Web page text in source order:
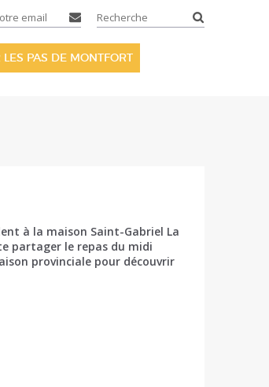
LES PAS DE MONTFORT
à la maison Saint-Gabriel La
partager le repas du midi
provinciale pour découvrir